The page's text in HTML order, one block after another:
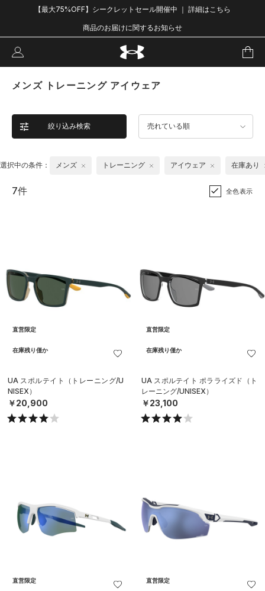
【最大75%OFF】シークレットセール開催中 ｜ 詳細はこちら
商品のお届けに関するお知らせ
メンズ トレーニング アイウェア
絞り込み検索 売れている順
選択中の条件： メンズ トレーニング アイウェア 在庫あり
7件 全色表示
直営限定
在庫残り僅か
UA スポルテイト（トレーニング/U
NISEX）
￥20,900
直営限定
在庫残り僅か
UA スポルテイト ポラライズド（ト
レーニング/UNISEX）
￥23,100
直営限定 直営限定